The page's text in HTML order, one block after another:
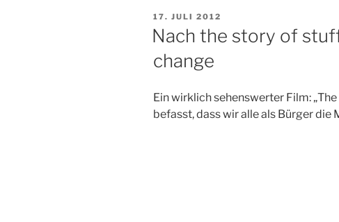
VERÖFFENTLICHT
AM
17. JULI 2012
Nach the story of
change
Ein wirklich sehenswerter Film:
befasst, dass wir alle als Bürger die